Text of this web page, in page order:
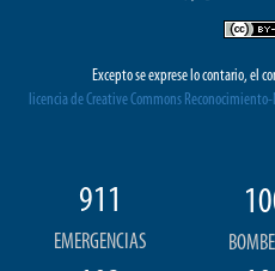
Excepto se exprese lo contario, el
licencia de Creative Commons
911
EMERGENCIAS